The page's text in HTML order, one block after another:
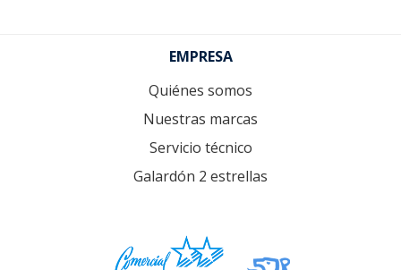
EMPRESA
Quiénes somos
Nuestras marcas
Servicio técnico
Galardón 2 estrellas